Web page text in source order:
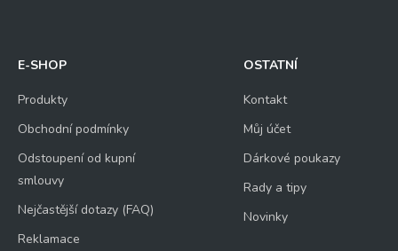
E-SHOP
Produkty
Obchodní podmínky
Odstoupení od kupní
smlouvy
Nejčastější dotazy (FAQ)
Reklamace
OSTATNÍ
Kontakt
Můj účet
Dárkové poukazy
Rady a tipy
Novinky